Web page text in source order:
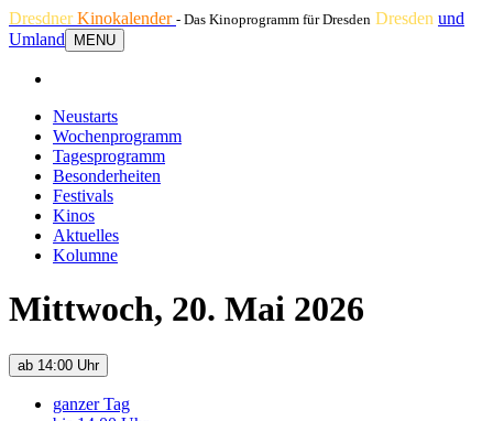
DresdnerKinokalender - Das Kinoprogramm für Dresden Dresden und
Umland
MENU
Neustarts
Wochenprogramm
Tagesprogramm
Besonderheiten
Festivals
Kinos
Aktuelles
Kolumne
Mittwoch, 20. Mai 2026
ab 14:00 Uhr
ganzer Tag